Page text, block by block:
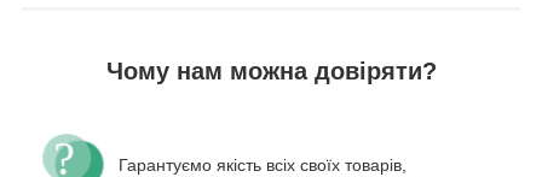
Чому нам можна довіряти?
Гарантуємо якість всіх своїх товарів,